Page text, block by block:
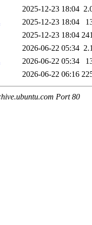
2025-12-23 18:04
2025-12-23 18:04
2025-12-23 18:04
2026-06-22 05:34
2026-06-22 05:34
2026-06-22 06:16
Port 80